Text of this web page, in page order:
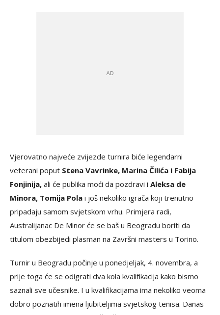
Vjerovatno najveće zvijezde turnira biće legendarni
veterani poput Stena Vavrinke, Marina Čilića i Fabija
Fonjinija, ali će publika moći da pozdravi i Aleksa de
Minora, Tomija Pola i još nekoliko igrača koji trenutno
pripadaju samom svjetskom vrhu. Primjera radi,
Australijanac De Minor će se baš u Beogradu boriti da
titulom obezbijedi plasman na Završni masters u Torino.
Turnir u Beogradu počinje u ponedjeljak, 4. novembra, a
prije toga će se odigrati dva kola kvalifikacija kako bismo
saznali sve učesnike. I u kvalifikacijama ima nekoliko veoma
dobro poznatih imena ljubiteljima svjetskog tenisa. Danas